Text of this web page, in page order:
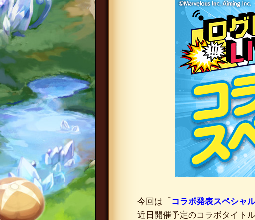
今回は「 コラボ発表スペシャル
近日開催予定のコラボタイト